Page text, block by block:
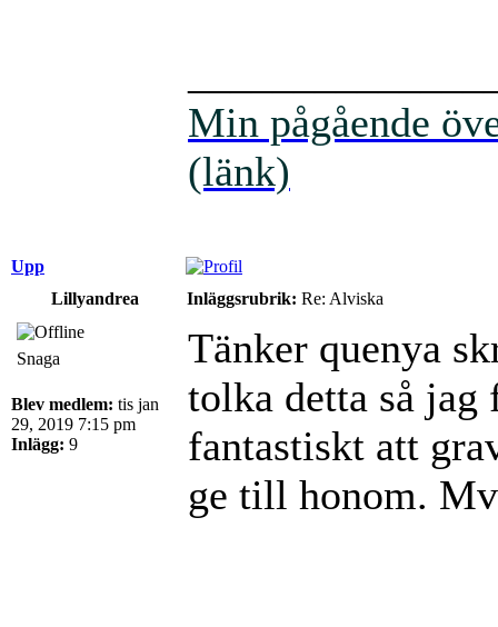
Min pågående
(länk)
Upp
Lillyandrea
Inläggsrubrik: Re: Alviska
Snaga
Blev medlem: tis jan
29, 2019 7:15 pm
Inlägg: 9
Tänker quenya
tolka detta så jag
fantastiskt att
ge till honom.